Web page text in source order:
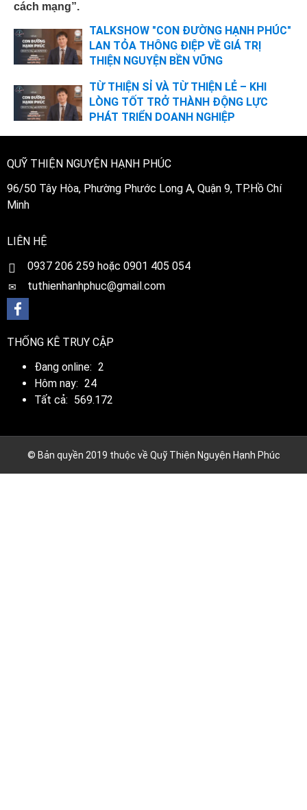
cách mạng”.
TALKSHOW "CON ĐƯỜNG HẠNH PHÚC"
LAN TỎA THÔNG ĐIỆP VỀ GIÁ TRỊ
THIỆN NGUYỆN BỀN VỮNG
TỪ THIỆN SỈ VÀ TỪ THIỆN LẺ – KHI
LÒNG TỐT TRỞ THÀNH ĐỘNG LỰC
PHÁT TRIỂN DOANH NGHIỆP
QUỸ THIỆN NGUYỆN HẠNH PHÚC
96/50 Tây Hòa, Phường Phước Long A, Quận 9, TP.Hồ Chí
Minh
LIÊN HỆ
0937 206 259 hoặc 0901 405 054
tuthienhanhphuc@gmail.com
THỐNG KÊ TRUY CẬP
Đang online: 2
Hôm nay: 24
Tất cả: 569.172
© Bản quyền 2019 thuộc về Quỹ Thiện Nguyện Hạnh Phúc